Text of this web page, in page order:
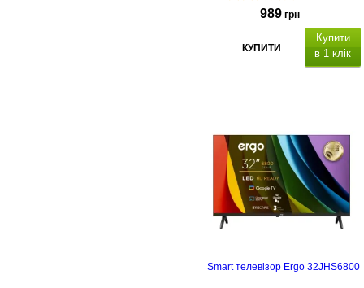
989 грн
КУПИТИ
Купити
в 1 клік
Smart телевізор Ergo 32JHS6800